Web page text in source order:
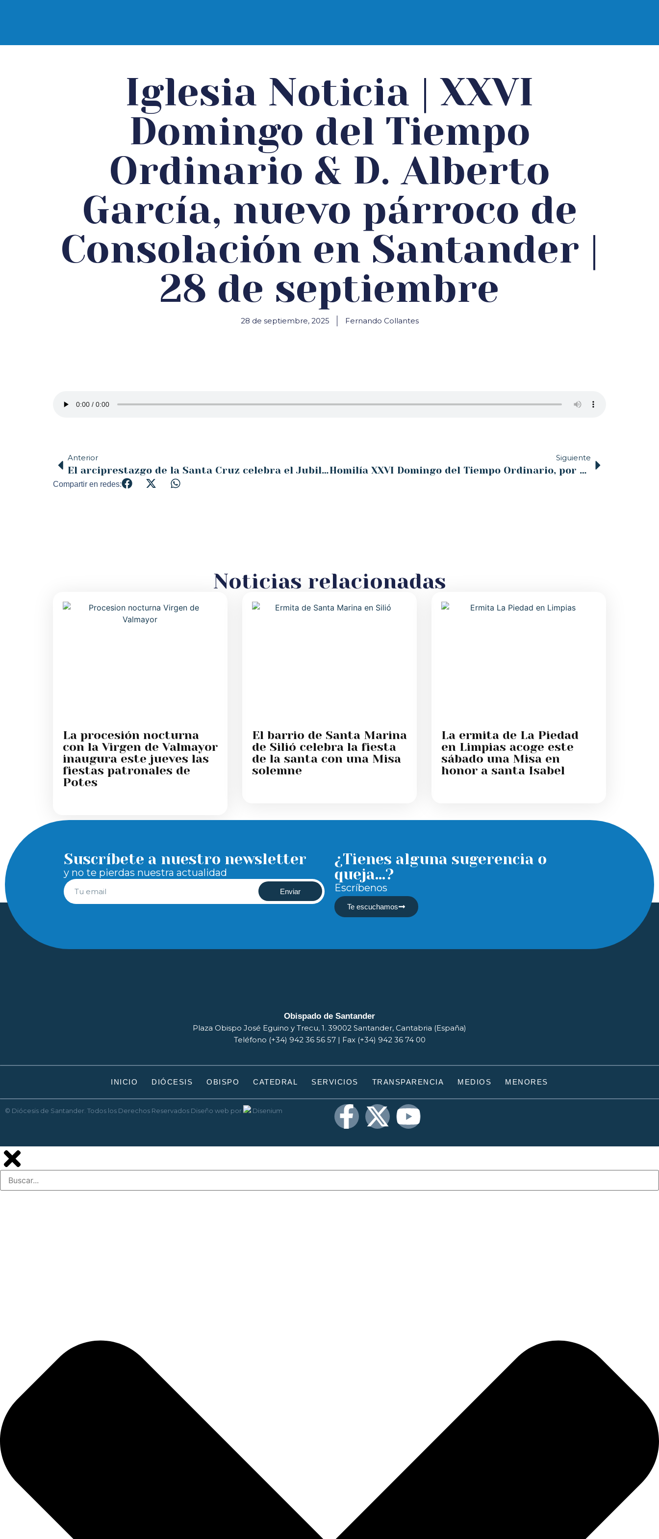
Iglesia Noticia | XXVI
Domingo del Tiempo
Ordinario & D. Alberto
García, nuevo párroco de
Consolación en Santander |
28 de septiembre
28 de septiembre, 2025 Fernando Collantes
Anterior
El arciprestazgo de la Santa Cruz celebra el Jubileo de la Esperanza peregrinando hasta la Catedral de Santander
Siguiente
Homilía XXVI Domingo del Tiempo Ordinario, por D. Jesús Casanueva Vázquez, Vicario Episcopal para el Clero
Compartir en redes:
Noticias relacionadas
La procesión nocturna
con la Virgen de Valmayor
inaugura este jueves las
fiestas patronales de
Potes
El barrio de Santa Marina
de Silió celebra la fiesta
de la santa con una Misa
solemne
La ermita de La Piedad
en Limpias acoge este
sábado una Misa en
honor a santa Isabel
Suscríbete a nuestro newsletter
y no te pierdas nuestra actualidad
Enviar
¿Tienes alguna sugerencia o
queja...?
Escríbenos
Te escuchamos
Obispado de Santander
Plaza Obispo José Eguino y Trecu, 1. 39002 Santander, Cantabria (España)
Teléfono (+34) 942 36 56 57 | Fax (+34) 942 36 74 00
INICIO DIÓCESIS OBISPO CATEDRAL SERVICIOS TRANSPARENCIA MEDIOS MENORES
© Diócesis de Santander. Todos los Derechos Reservados Diseño web por Disenium